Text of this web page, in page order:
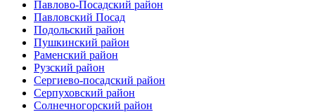
Павлово-Посадский район
Павловский Посад
Подольский район
Пушкинский район
Раменский район
Рузский район
Сергиево-посадский район
Серпуховский район
Солнечногорский район